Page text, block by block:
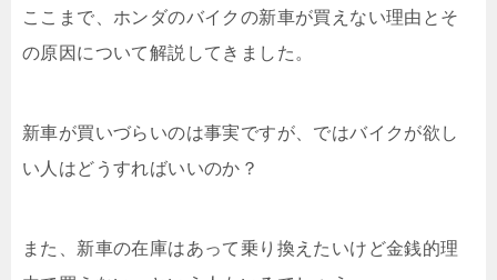
ここまで、ホンダのバイクの新車が買えない理由とそ
の原因について解説してきました。
新車が買いづらいのは事実ですが、ではバイクが欲し
い人はどうすればいいのか？
また、新車の在庫はあって乗り換えたいけど金銭的理